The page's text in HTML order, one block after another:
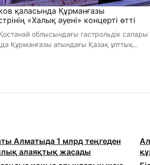
қаласында Құрманғазы
«Халық әуені» концерті өтті
облысындағы гастрольдік сапары
Құрманғазы атындағы Қазақ ұлттық
Алматыда 1 млрд теңгеден
алаяқтық жасады